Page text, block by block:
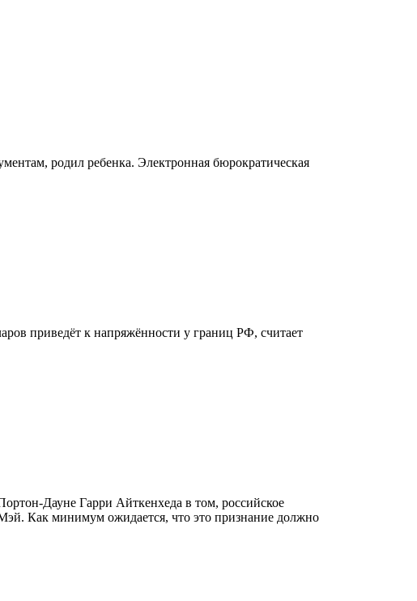
родил ребенка. Электронная бюрократическая
приведёт к напряжённости у границ РФ, считает
Дауне Гарри Айткенхеда в том, российское
Как минимум ожидается, что это признание должно